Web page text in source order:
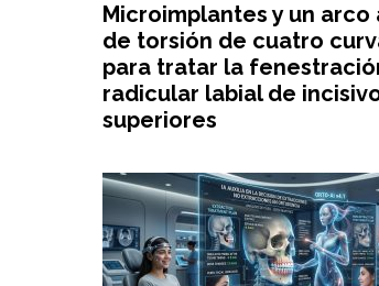
Microimplantes y un arco
de torsión de cuatro
para tratar la
radicular labial de
superiores